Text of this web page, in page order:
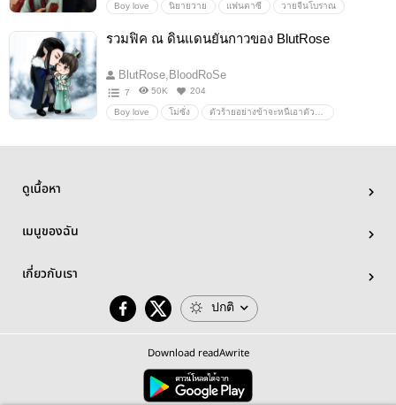
Boy love นิยายวาย แฟนตาซี วายจีนโบราณ
รวมฟิค ณ ดินแดนยันกาวของ BlutRose
BlutRose,BloodRoSe
7 50K 204
Boy love โม่ซั่ง
ดูเนื้อหา
เมนูของฉัน
เกี่ยวกับเรา
ปกติ
Download readAwrite